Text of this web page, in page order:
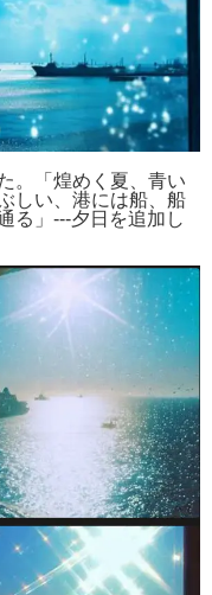
。「煌めく夏、青い
しい、港には船、船
る」---夕日を追加し